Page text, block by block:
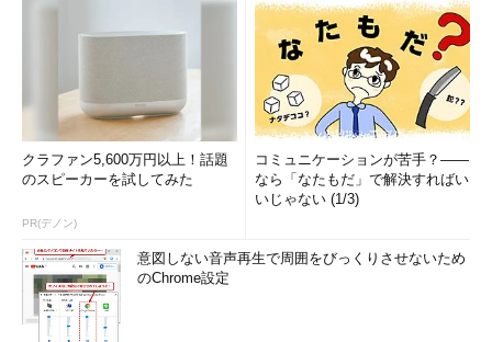
クラファン5,600万円以上！話題
のスピーカーを試してみた
PR(デノン)
コミュニケーションが苦手？――
なら「なたもだ」で解決すればい
いじゃない (1/3)
意図しない音声再生で周囲をびっくりさせないため
のChrome設定